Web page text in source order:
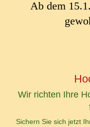
Ab dem
Wir richten Ihre
Sichern Sie sich jetzt